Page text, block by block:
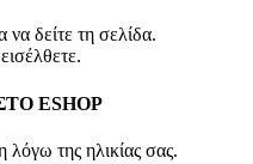
να δείτε τη σελίδα.
ESHOP
λόγω της ηλικίας σας.